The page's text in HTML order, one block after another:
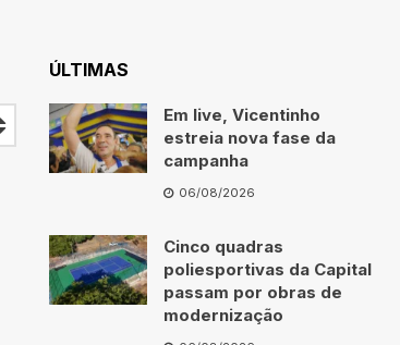
ÚLTIMAS
Em live, Vicentinho
estreia nova fase da
campanha
06/08/2026
Cinco quadras
poliesportivas da Capital
passam por obras de
modernização